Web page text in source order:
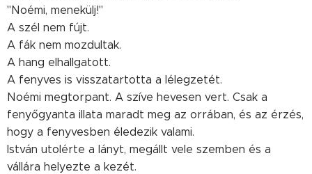
"Noémi, menekülj!"
A szél nem fújt.
A fák nem mozdultak.
A hang elhallgatott.
A fenyves is visszatartotta a lélegzetét.
Noémi megtorpant. A szíve hevesen vert. Csak a
fenyőgyanta illata maradt meg az orrában, és az érzés,
hogy a fenyvesben éledezik valami.
István utolérte a lányt, megállt vele szemben és a
vállára helyezte a kezét.